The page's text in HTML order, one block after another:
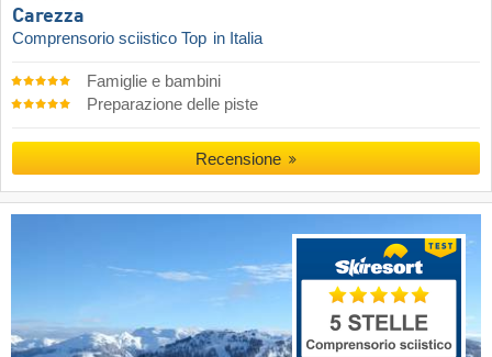
Carezza
Comprensorio sciistico Top in Italia
Famiglie e bambini
Preparazione delle piste
Recensione